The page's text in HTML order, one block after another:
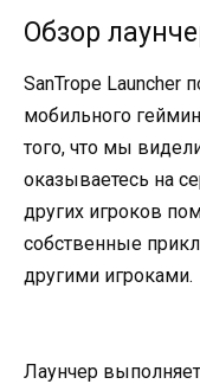
Обзор
SanTrope Launcher
мобильного
того, что мы
оказываетесь на
других игроков
собственные
другими игроками.
Лаунчер